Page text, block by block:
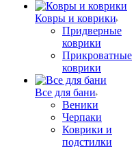
Ковры и коврики
Придверные
коврики
Прикроватные
коврики
Все для бани
Веники
Черпаки
Коврики и
подстилки